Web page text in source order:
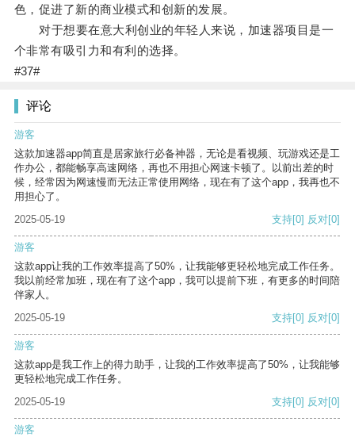
色，促进了新的商业模式和创新的发展。
对于想要在意大利创业的年轻人来说，加速器项目是一
个非常有吸引力和有利的选择。
#37#
评论
游客
这款加速器app简直是居家旅行必备神器，无论是看视频、玩游戏还是工
作办公，都能畅享高速网络，再也不用担心网速卡顿了。以前出差的时
候，经常因为网速慢而无法正常使用网络，现在有了这个app，我再也不
用担心了。
2025-05-19
支持[0] 反对[0]
游客
这款app让我的工作效率提高了50%，让我能够更轻松地完成工作任务。
我以前经常加班，现在有了这个app，我可以提前下班，有更多的时间陪
伴家人。
2025-05-19
支持[0] 反对[0]
游客
这款app是我工作上的得力助手，让我的工作效率提高了50%，让我能够
更轻松地完成工作任务。
2025-05-19
支持[0] 反对[0]
游客